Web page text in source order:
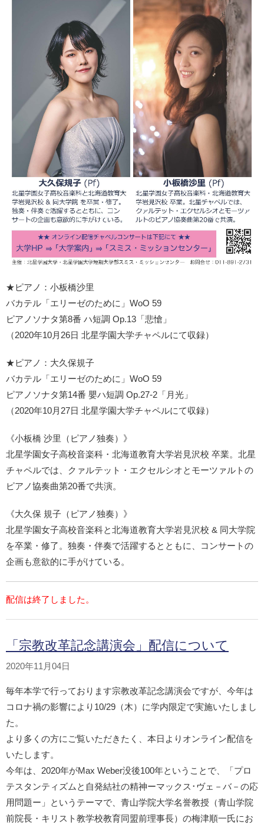
★ピアノ：小板橋沙里
バカテル「エリーゼのために」WoO 59
ピアノソナタ第8番 ハ短調 Op.13「悲愴」
（2020年10月26日 北星学園大学チャペルにて収録）
★ピアノ：大久保規子
バカテル「エリーゼのために」WoO 59
ピアノソナタ第14番 嬰ハ短調 Op.27-2「月光」
（2020年10月27日 北星学園大学チャペルにて収録）
《小板橋 沙里（ピアノ独奏）》
北星学園女子高校音楽科・北海道教育大学岩見沢校 卒業。北星
チャペルでは、クァルテット・エクセルシオとモーツァルトの
ピアノ協奏曲第20番で共演。
《大久保 規子（ピアノ独奏）》
北星学園女子高校音楽科と北海道教育大学岩見沢校 & 同大学院
を卒業・修了。独奏・伴奏で活躍するとともに、コンサートの
企画も意欲的に手がけている。
配信は終了しました。
「宗教改革記念講演会」配信について
2020年11月04日
毎年本学で行っております宗教改革記念講演会ですが、今年は
コロナ禍の影響により10/29（木）に学内限定で実施いたしまし
た。
より多くの方にご覧いただきたく、本日よりオンライン配信を
いたします。
今年は、2020年がMax Weber没後100年ということで、「プロ
テスタンティズムと自発結社の精神ーマックス･ヴェ－バ－の応
用問題ー」というテーマで、青山学院大学名誉教授（青山学院
前院長・キリスト教学校教育同盟前理事長）の梅津順一氏にお